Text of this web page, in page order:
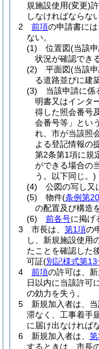
規施設使用(変更)
しなければならない
2
前項の申請書に
ない。
(1)
位置図(当該
状況が確認でき
(2)
平面図(当該
る道路並びに建
(3)
当該申請に係
明書又はインタ
得した照会番号
会番号等」とい
れ、市が当該照
よる登記情報の
第2条第1項に規
ができる場合の
う。以下同じ。)
(4)
公図の写し又
(5)
物件(条例第
の配置及び構造
(6)
前各号に掲げ
3
市長は、 第1項の
し、新規施設使用
たことを確認した
可証(別記様式第13
4
前項の許可は、
日以内に当該許可
の効力を失う。
5
新規加入者は、
滞なく、工事着手
に届け出なければ
6
新規加入者は、
するときは、市長